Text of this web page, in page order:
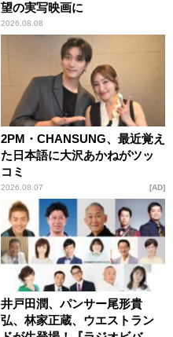
望の実写映画に
2026.08.08
2PM・CHANSUNG、最近覚え
た日本語に大沢あかねがツッ
コミ
2026.08.07 AD
井戸田潤、パンサー尾形貴
弘、林家正蔵、ウエストラン